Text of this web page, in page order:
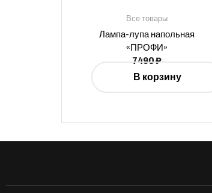
Все товары
Лампа-лупа напольная
«ПРОФИ»
7490₽
В корзину